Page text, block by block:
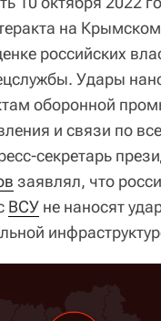
на
российских
Удары
оборонной
и связи по
секретарь
заявлял, что
ВСУ не наносят